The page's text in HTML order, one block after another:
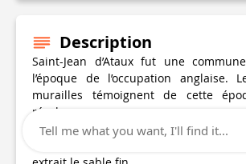
Description
Saint-Jean d’Ataux fut une
l’époque de l’occupation anglaise.
murailles témoignent de cette
révolue.
L’industrie du verre y était
existe d’ailleurs un lieu-dit « Les
Tell me what you want, I'll find it...